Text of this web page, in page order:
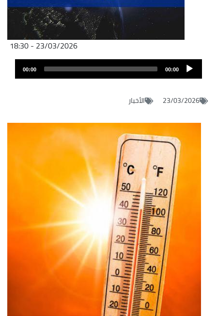
23/03/2026 - 18:30
Fichier
audio
00:00
00:00
23/03/2026 الأخبار